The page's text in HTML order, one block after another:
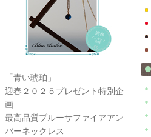
「青い琥珀」
迎春２０２５プレゼント特別企
画
最高品質ブルーサファイアアン
バーネックレス